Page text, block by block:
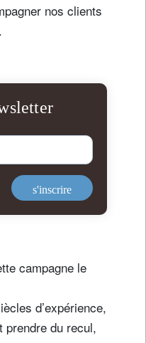
nos clients
s'inscrire
campagne le
d’expérience,
prendre du recul,